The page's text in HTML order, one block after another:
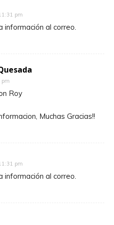
pm
información al correo.
pm
Roy
Muchas Gracias!!
pm
información al correo.